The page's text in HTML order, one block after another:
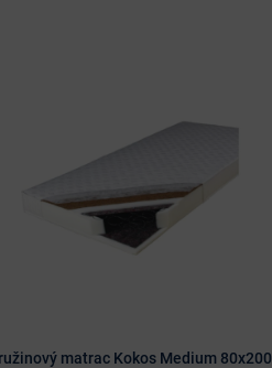
matrac Kokos Medium 80x200